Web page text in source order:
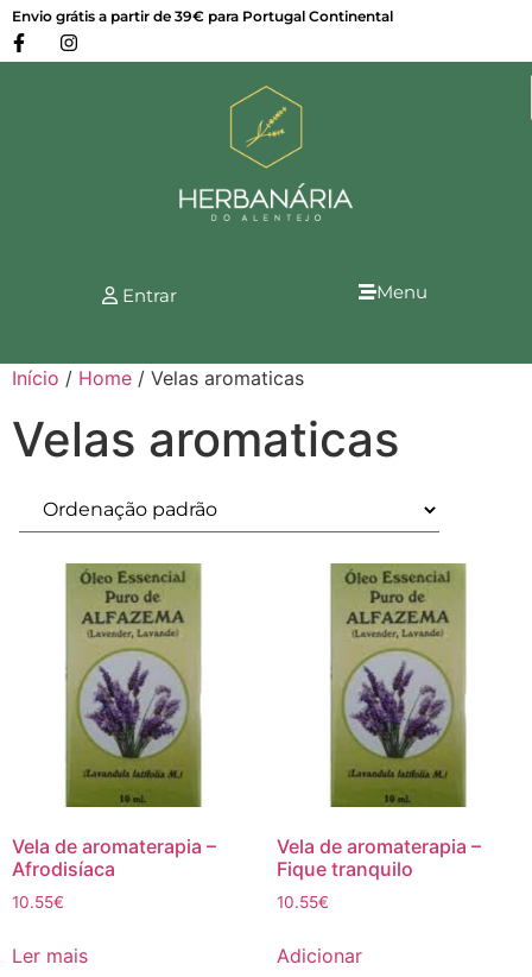
Envio grátis a partir de 39€ para Portugal Continental
Entrar Menu
Início / Home / Velas aromaticas
Velas aromaticas
Vela de aromaterapia –
Afrodisíaca
10.55€
Ler mais
Vela de aromaterapia –
Fique tranquilo
10.55€
Adicionar